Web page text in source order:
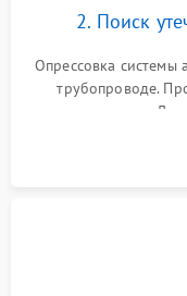
2. Поиск
Опрессовка
трубопроводе.
течеискателем.
продувка